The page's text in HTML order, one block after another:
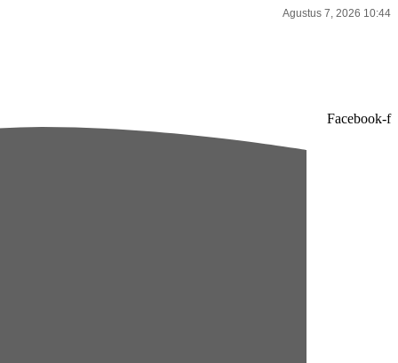
Agustus 7, 2026 10:44
Facebook-f